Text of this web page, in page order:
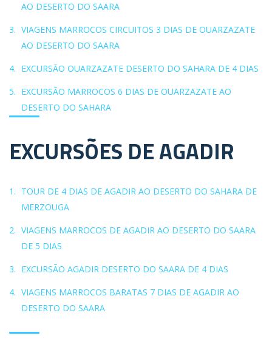
AO DESERTO DO SAARA
VIAGENS MARROCOS CIRCUITOS 3 DIAS DE OUARZAZATE
AO DESERTO DO SAARA
EXCURSÃO OUARZAZATE DESERTO DO SAHARA DE 4 DIAS
EXCURSÃO MARROCOS 6 DIAS DE OUARZAZATE AO
DESERTO DO SAHARA
EXCURSÕES DE AGADIR
TOUR DE 4 DIAS DE AGADIR AO DESERTO DO SAHARA DE
MERZOUGA
VIAGENS MARROCOS DE AGADIR AO DESERTO DO SAARA
DE 5 DIAS
EXCURSÃO AGADIR DESERTO DO SAARA DE 4 DIAS
VIAGENS MARROCOS BARATAS 7 DIAS DE AGADIR AO
DESERTO DO SAARA